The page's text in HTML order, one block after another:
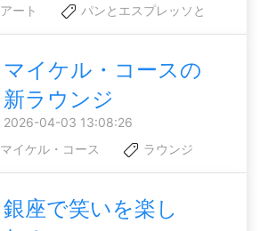
アート パンとエスプレッソと
マイケル・コースの
新ラウンジ
2026-04-03 13:08:26
マイケル・コース ラウンジ
銀座で笑いを楽し